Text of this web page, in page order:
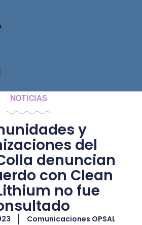
NOTICIAS
y
del
denuncian
con Clean
no fue
Comunicaciones OPSAL